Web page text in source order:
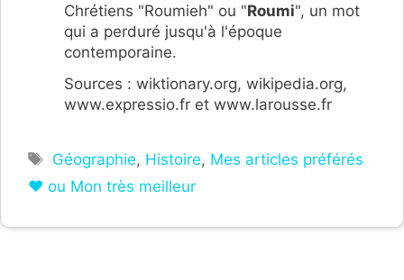
Chrétiens "Roumieh" ou "Roumi", un mot
qui a perduré jusqu'à l'époque
contemporaine.
Sources : wiktionary.org, wikipedia.org,
www.expressio.fr et www.larousse.fr
Étiquettes
Géographie, Histoire, Mes articles préférés
❤ ou Mon très meilleur